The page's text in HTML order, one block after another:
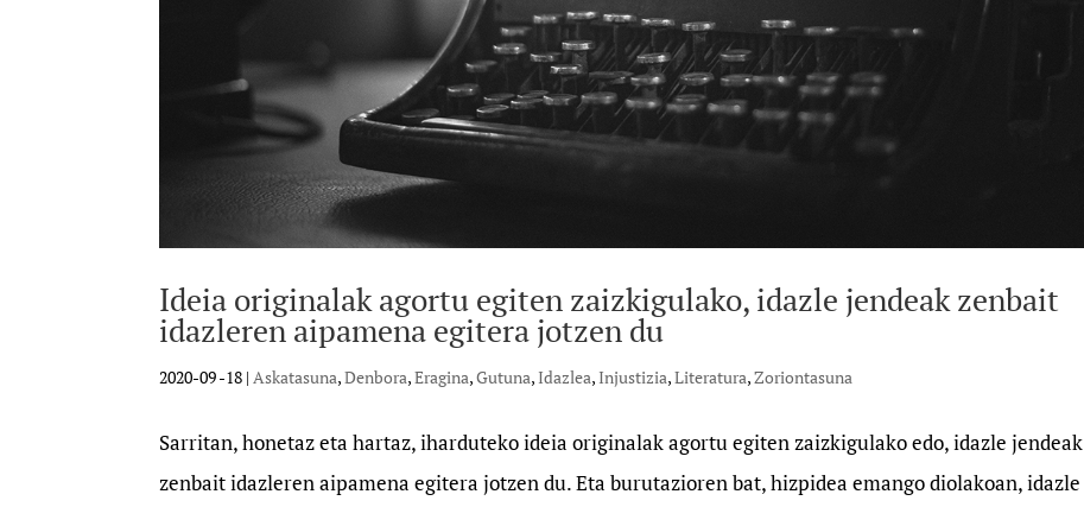
Ideia originalak agortu egiten zaizkigulako, idazle jendeak zenbait
idazleren aipamena egitera jotzen du
2020-09 -18 | Askatasuna,Denbora,Eragina,Gutuna,Idazlea,Injustizia,Literatura,Zoriontasuna
Sarritan, honetaz eta hartaz, iharduteko ideia originalak agortu egiten zaizkigulako edo, idazle jendeak
zenbait idazleren aipamena egitera jotzen du. Eta burutazioren bat, hizpidea emango diolakoan, idazle